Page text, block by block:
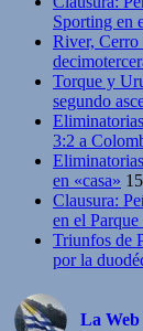
Sporting en
River, Cerro
Torque y
segundo
3:2 a
en «casa»
Clausura:
en el
Triunfos de
por la
La